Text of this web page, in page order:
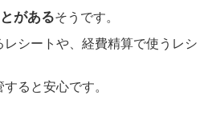
があるそうです。
シートや、経費精算で使うレシ
ると安心です。